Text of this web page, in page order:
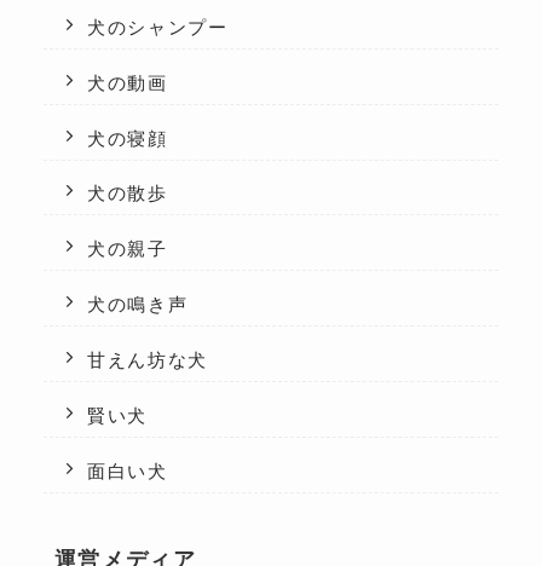
犬のシャンプー
犬の動画
犬の寝顔
犬の散歩
犬の親子
犬の鳴き声
甘えん坊な犬
賢い犬
面白い犬
運営メディア